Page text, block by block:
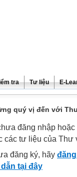
tra Tư liệu E-
quý vị đến với
đăng nhập
các tư liệu của Thư
đăng ký, hãy
tại đây